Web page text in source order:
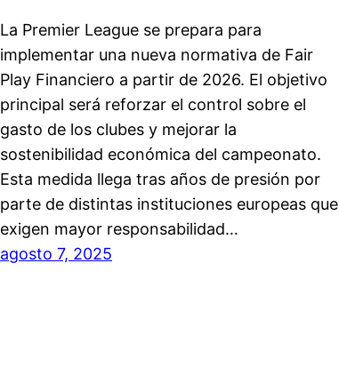
La Premier League se prepara para
implementar una nueva normativa de Fair
Play Financiero a partir de 2026. El objetivo
principal será reforzar el control sobre el
gasto de los clubes y mejorar la
sostenibilidad económica del campeonato.
Esta medida llega tras años de presión por
parte de distintas instituciones europeas que
exigen mayor responsabilidad…
agosto 7, 2025